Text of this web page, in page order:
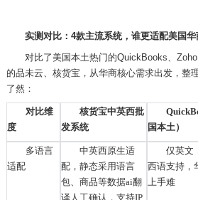
实测对比： 4款主流系统，谁更适配美国华
对比了美国本土热门的QuickBooks、
的品未云、核货宝，从华商核心需求出发，整
了然：
对比维
度
核货宝中英西批
发系统
国本土）
多语言
适配
中英西原生适
配，静态采用语言
包、商品等数据ai翻
译人工确认 ，支持IP
仅英文
西语支持，
上手难